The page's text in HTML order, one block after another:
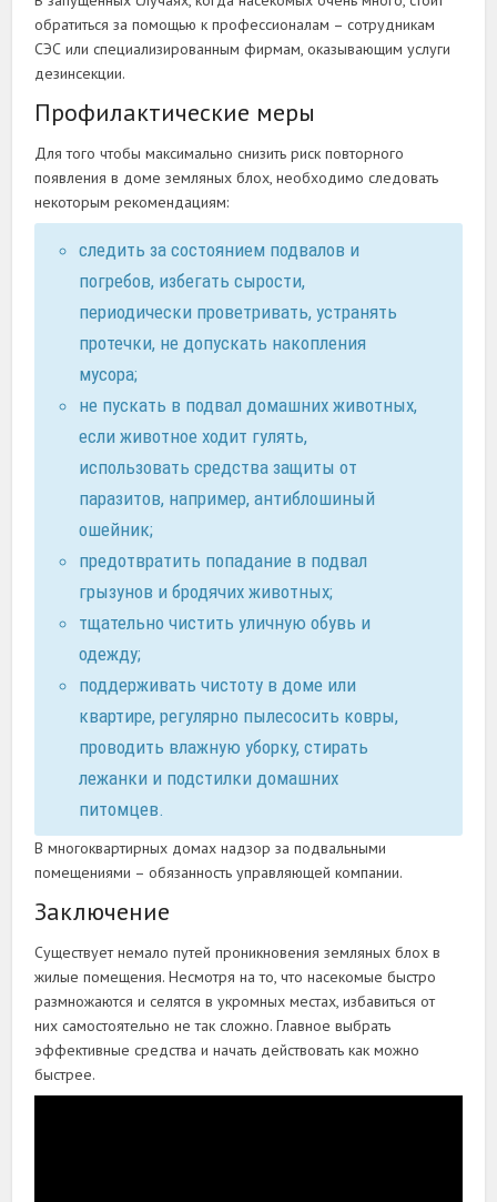
обратиться за помощью к профессионалам – сотрудникам
СЭС или специализированным фирмам, оказывающим услуги
дезинсекции.
Профилактические меры
Для того чтобы максимально снизить риск повторного
появления в доме земляных блох, необходимо следовать
некоторым рекомендациям:
следить за состоянием подвалов и
погребов, избегать сырости,
периодически проветривать, устранять
протечки, не допускать накопления
мусора;
не пускать в подвал домашних животных,
если животное ходит гулять,
использовать средства защиты от
паразитов, например, антиблошиный
ошейник;
предотвратить попадание в подвал
грызунов и бродячих животных;
тщательно чистить уличную обувь и
одежду;
поддерживать чистоту в доме или
квартире, регулярно пылесосить ковры,
проводить влажную уборку, стирать
лежанки и подстилки домашних
питомцев.
В многоквартирных домах надзор за подвальными
помещениями – обязанность управляющей компании.
Заключение
Существует немало путей проникновения земляных блох в
жилые помещения. Несмотря на то, что насекомые быстро
размножаются и селятся в укромных местах, избавиться от
них самостоятельно не так сложно. Главное выбрать
эффективные средства и начать действовать как можно
быстрее.